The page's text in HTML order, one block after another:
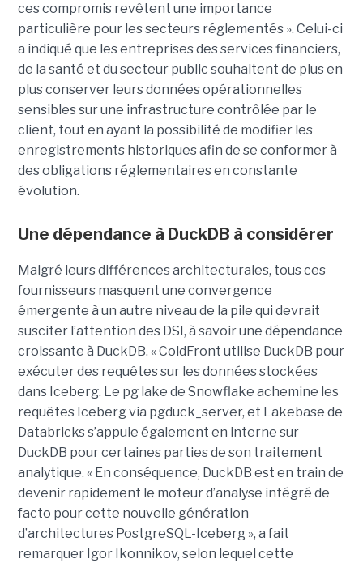
ces compromis revêtent une importance
particulière pour les secteurs réglementés ». Celui-ci
a indiqué que les entreprises des services financiers,
de la santé et du secteur public souhaitent de plus en
plus conserver leurs données opérationnelles
sensibles sur une infrastructure contrôlée par le
client, tout en ayant la possibilité de modifier les
enregistrements historiques afin de se conformer à
des obligations réglementaires en constante
évolution.
Une dépendance à DuckDB à considérer
Malgré leurs différences architecturales, tous ces
fournisseurs masquent une convergence
émergente à un autre niveau de la pile qui devrait
susciter l’attention des DSI, à savoir une dépendance
croissante à DuckDB. « ColdFront utilise DuckDB pour
exécuter des requêtes sur les données stockées
dans Iceberg. Le pg lake de Snowflake achemine les
requêtes Iceberg via pgduck_server, et Lakebase de
Databricks s’appuie également en interne sur
DuckDB pour certaines parties de son traitement
analytique. « En conséquence, DuckDB est en train de
devenir rapidement le moteur d’analyse intégré de
facto pour cette nouvelle génération
d’architectures PostgreSQL-Iceberg », a fait
remarquer Igor Ikonnikov, selon lequel cette